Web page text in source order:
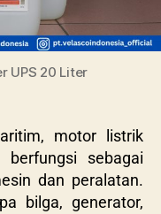
UPS 20 Liter
motor listrik
sebagai
dan peralatan.
bilga, generator,